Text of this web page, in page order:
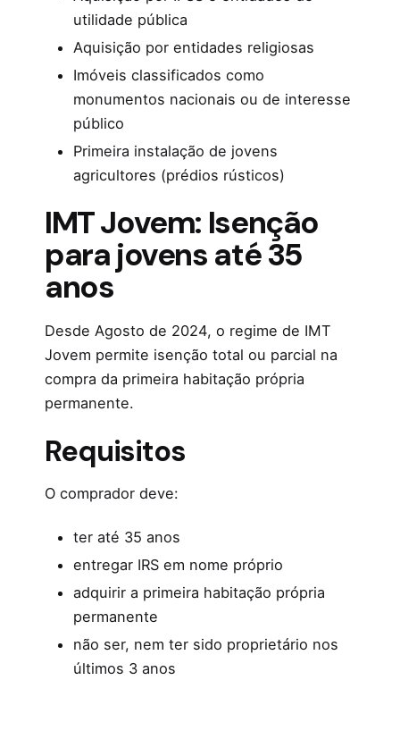
utilidade pública
Aquisição por entidades religiosas
Imóveis classificados como
monumentos nacionais ou de interesse
público
Primeira instalação de jovens
agricultores (prédios rústicos)
IMT Jovem: Isenção
para jovens até 35
anos
Desde Agosto de 2024, o regime de IMT
Jovem permite isenção total ou parcial na
compra da primeira habitação própria
permanente.
Requisitos
O comprador deve:
ter até 35 anos
entregar IRS em nome próprio
adquirir a primeira habitação própria
permanente
não ser, nem ter sido proprietário nos
últimos 3 anos